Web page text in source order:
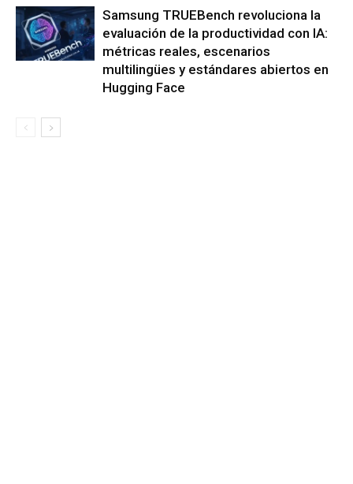
Samsung TRUEBench revoluciona la
evaluación de la productividad con IA:
métricas reales, escenarios
multilingües y estándares abiertos en
Hugging Face